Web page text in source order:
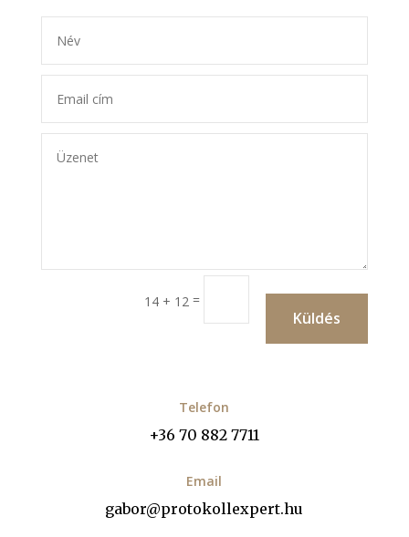
14 + 12 =
Küldés
Telefon
+36 70 882 7711
Email
gabor@protokollexpert.hu